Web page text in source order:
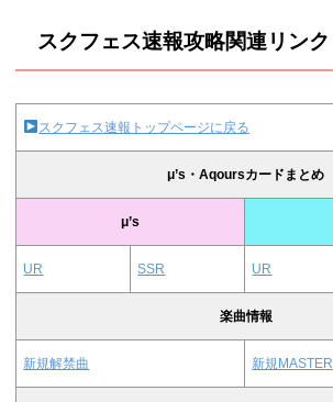
スクフェス速報攻略関連リンク
スクフェス速報トップページに戻る
μ’s・Aqoursカードまとめ
μ’s
UR SSR UR
楽曲情報
新規解禁曲 新規MASTER